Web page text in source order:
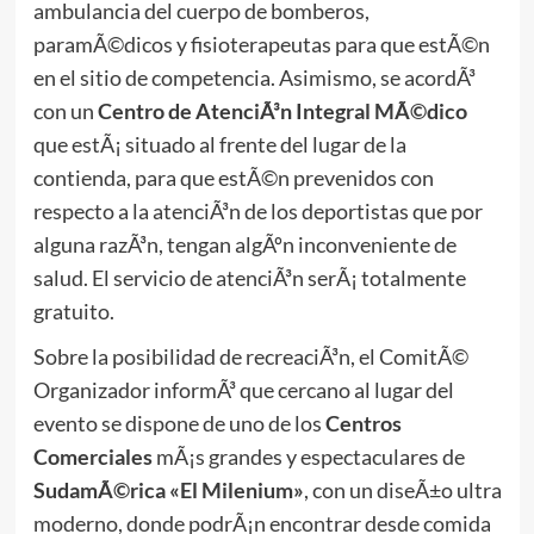
ambulancia del cuerpo de bomberos,
paramÃ©dicos y fisioterapeutas para que estÃ©n
en el sitio de competencia. Asimismo, se acordÃ³
con unCentro de AtenciÃ³n Integral MÃ©dico
que estÃ¡ situado al frente del lugar de la
contienda, para que estÃ©n prevenidos con
respecto a la atenciÃ³n de los deportistas que por
alguna razÃ³n, tengan algÃºn inconveniente de
salud. El servicio de atenciÃ³n serÃ¡ totalmente
gratuito.
Sobre la posibilidad de recreaciÃ³n, el ComitÃ©
Organizador informÃ³ que cercano al lugar del
evento se dispone de uno de losCentros
ComercialesmÃ¡s grandes y espectaculares de
SudamÃ©rica «El Milenium», con un diseÃ±o ultra
moderno, donde podrÃ¡n encontrar desde comida